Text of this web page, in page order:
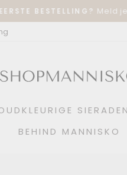
BESTELLING? Meld
SIERADEN
BEHIND MANNISKO